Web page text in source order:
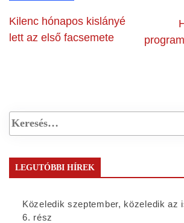
Kilenc hónapos kislányé
lett az első facsemete
LEGUTÓBBI HÍREK
Közeledik szeptember, közeledik az
6. rész